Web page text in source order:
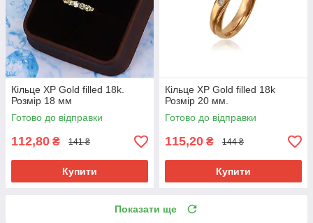
Кільце ХР Gold filled 18k.
Розмір 18 мм
Готово до відправки
112,80 ₴ 141 ₴
Купити
Кільце ХР Gold filled 18k
Розмір 20 мм.
Готово до відправки
115,20 ₴ 144 ₴
Купити
Показати ще